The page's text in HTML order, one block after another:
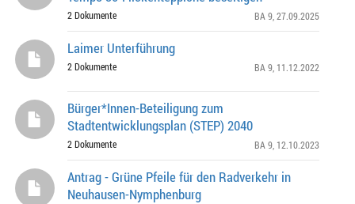
2 Dokumente BA 9 , 27.09.2025
Laimer Unterführung
2 Dokumente BA 9 , 11.12.2022
Bürger*Innen-Beteiligung zum
Stadtentwicklungsplan (STEP) 2040
2 Dokumente BA 9 , 12.10.2023
Antrag - Grüne Pfeile für den Radverkehr in
Neuhausen-Nymphenburg